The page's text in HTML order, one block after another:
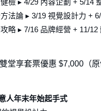
檢 ▸ 4/29 內容企劃 + 5/14
法論 ▸ 3/19 視覺設計力 +
略 ▸ 7/16 品牌經營 + 11/12
堂享套票優惠 $7,000（
人年末年始起手式